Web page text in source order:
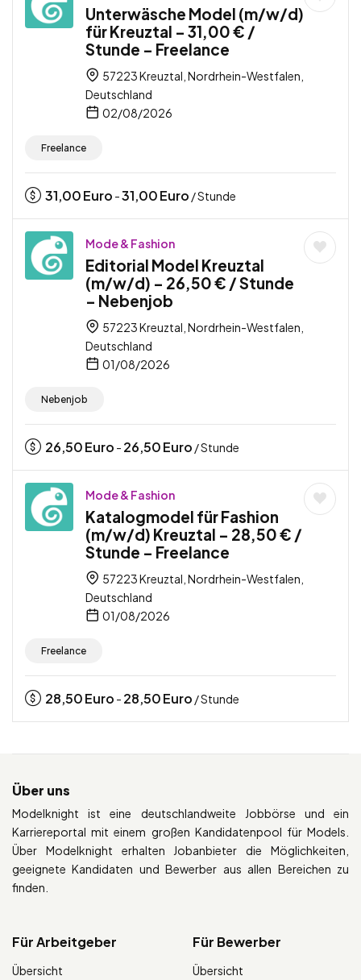
Unterwäsche Model (m/w/d)
für Kreuztal – 31,00 € /
Stunde – Freelance
57223 Kreuztal, Nordrhein-Westfalen,
Deutschland
02/08/2026
Freelance
31,00Euro -31,00Euro / Stunde
Mode & Fashion
Editorial Model Kreuztal
(m/w/d) – 26,50 € / Stunde
– Nebenjob
57223 Kreuztal, Nordrhein-Westfalen,
Deutschland
01/08/2026
Nebenjob
26,50Euro - 26,50Euro / Stunde
Mode & Fashion
Katalogmodel für Fashion
(m/w/d) Kreuztal – 28,50 € /
Stunde – Freelance
57223 Kreuztal, Nordrhein-Westfalen,
Deutschland
01/08/2026
Freelance
28,50Euro - 28,50Euro / Stunde
Über uns
Modelknight ist eine deutschlandweite Jobbörse und ein
Karriereportal mit einem großen Kandidatenpool für Models.
Über Modelknight erhalten Jobanbieter die Möglichkeiten,
geeignete Kandidaten und Bewerber aus allen Bereichen zu
finden.
Für Arbeitgeber
Übersicht
Für Bewerber
Übersicht